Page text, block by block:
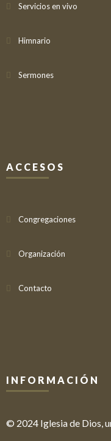
Servicios en vivo
Himnario
Sermones
ACCESOS
Congregaciones
Organización
Contacto
INFORMACIÓN
© 2024 Iglesia de Dios,